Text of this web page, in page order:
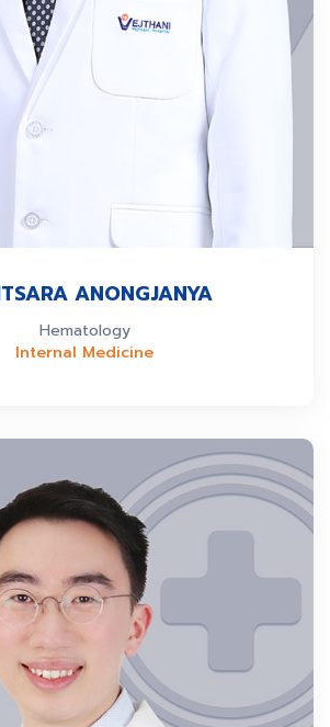
ANONGJANYA
Hematology
Internal Medicine